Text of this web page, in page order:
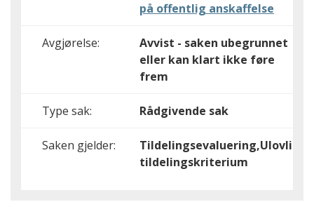
på offentlig anskaffelse
Avgjørelse:
Avvist - saken ubegrunnet
eller kan klart ikke føre
frem
Type sak: Rådgivende sak
Saken gjelder:
Tildelingsevaluering,Ulovlig
tildelingskriterium